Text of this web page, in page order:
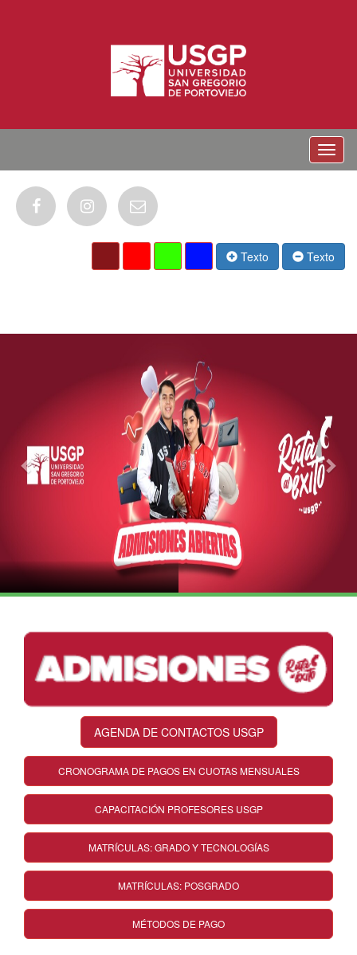
Menu
Texto Texto
AGENDA DE CONTACTOS USGP
CRONOGRAMA DE PAGOS EN CUOTAS MENSUALES
CAPACITACIÓN PROFESORES USGP
MATRÍCULAS: GRADO Y TECNOLOGÍAS
MATRÍCULAS: POSGRADO
MÉTODOS DE PAGO